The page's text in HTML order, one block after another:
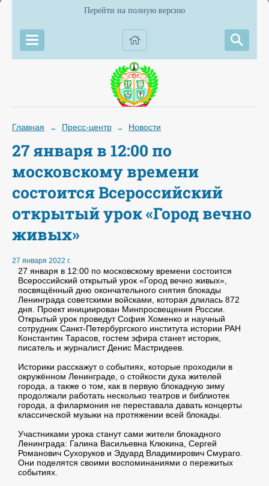
Перейти на полную версию
Главная → Пресс-центр → Новости
27 января в 12:00 по
московскому времени
состоится Всероссийский
открытый урок «Город вечно
живых»
27 января 2022 г.
27 января в 12:00 по московскому времени состоится
Всероссийский открытый урок «Город вечно живых»,
посвящённый дню окончательного снятия блокады
Ленинграда советскими войсками, которая длилась 872
дня. Проект инициирован Минпросвещения России.
Открытый урок проведут София Хоменко и научный
сотрудник Санкт-Петербургского института истории РАН
Константин Тарасов, гостем эфира станет историк,
писатель и журналист Денис Мастридеев.
Историки расскажут о событиях, которые проходили в
окружённом Ленинграде, о стойкости духа жителей
города, а также о том, как в первую блокадную зиму
продолжали работать несколько театров и библиотек
города, а филармония не переставала давать концерты
классической музыки на протяжении всей блокады.
Участниками урока станут сами жители блокадного
Ленинграда: Галина Васильевна Клюкина, Сергей
Романович Сухоруков и Эдуард Владимирович Смураго.
Они поделятся своими воспоминаниями о пережитых
событиях.